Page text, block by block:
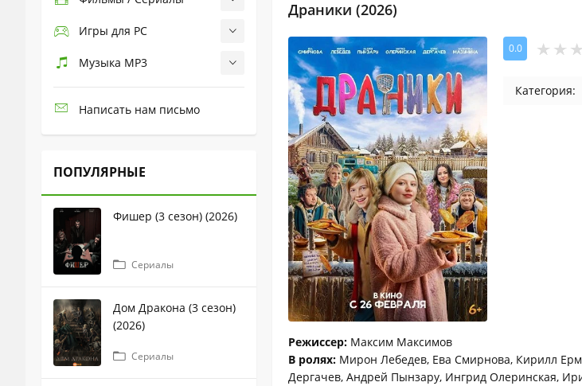
Игры для PC
Музыка MP3
Написать нам письмо
ПОПУЛЯРНЫЕ
Фишер (3 сезон) (2026)
Сериалы
Дом Дракона (3 сезон)
(2026)
Сериалы
Драники (2026)
0.0
Категория:
Режиссер: Максим Максимов
В ролях: Мирон Лебедев, Ева Смирнова, Кирилл
Дергачев, Андрей Пынзару, Ингрид Олеринская,